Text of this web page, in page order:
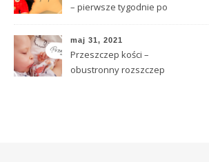
– pierwsze tygodnie po
maj 31, 2021
Przeszczep kości –
obustronny rozszczep